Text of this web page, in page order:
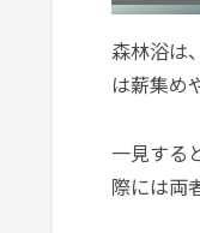
森林浴は
は薪集め
一見する
際には両